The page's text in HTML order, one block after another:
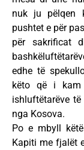
nuk ju pëlqen
pushtet e për
për sakrificat
edhe të
këto që i kam
ishluftëtarëve të
nga Kosova.
Po e mbyll
Kapiti me fjalët